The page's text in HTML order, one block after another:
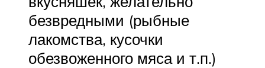
безвредными (рыбные
лакомства, кусочки
обезвоженного мяса и т.п.)